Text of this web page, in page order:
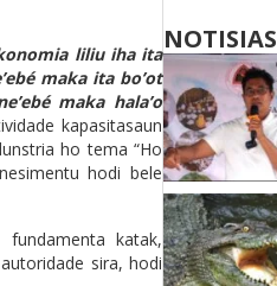
liliu iha ita
maka ita bo’ot
maka hala’o
kapasitasaun
ho tema “Ho
hodi bele
katak,
sira, hodi
NOTISIAS